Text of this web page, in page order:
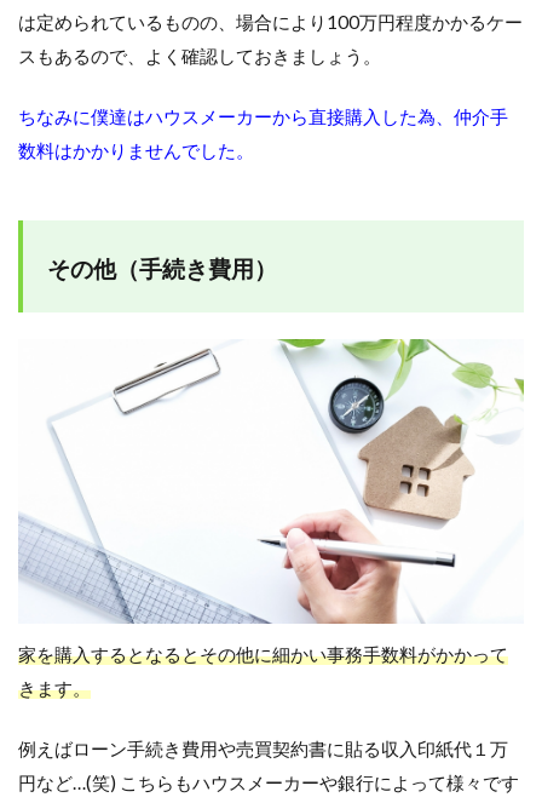
は定められているものの、場合により100万円程度かかるケー
スもあるので、よく確認しておきましょう。
ちなみに僕達はハウスメーカーから直接購入した為、仲介手
数料はかかりませんでした。
その他（手続き費用）
家を購入するとなるとその他に細かい事務手数料がかかって
きます。
例えばローン手続き費用や売買契約書に貼る収入印紙代１万
円など…(笑) こちらもハウスメーカーや銀行によって様々です